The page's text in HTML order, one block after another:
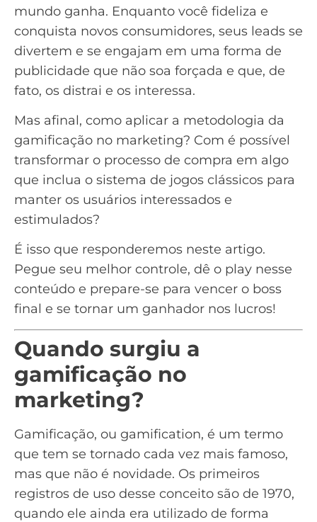
mundo ganha. Enquanto você fideliza e
conquista novos consumidores, seus leads se
divertem e se engajam em uma forma de
publicidade que não soa forçada e que, de
fato, os distrai e os interessa.
Mas afinal, como aplicar a metodologia da
gamificação no marketing? Com é possível
transformar o processo de compra em algo
que inclua o sistema de jogos clássicos para
manter os usuários interessados e
estimulados?
É isso que responderemos neste artigo.
Pegue seu melhor controle, dê o play nesse
conteúdo e prepare-se para vencer o boss
final e se tornar um ganhador nos lucros!
Quando surgiu a
gamificação no
marketing?
Gamificação, ou gamification, é um termo
que tem se tornado cada vez mais famoso,
mas que não é novidade. Os primeiros
registros de uso desse conceito são de 1970,
quando ele ainda era utilizado de forma